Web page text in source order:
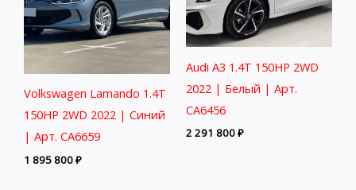
Volkswagen Lamando 1.4T
150HP 2WD 2022 | Синий
| Арт. CA6659
1 895 800₽
Audi A3 1.4T 150HP 2WD
2022 | Белый | Арт.
CA6456
2 291 800₽